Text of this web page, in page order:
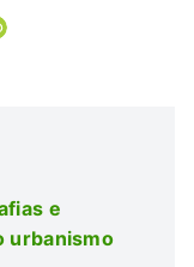
e
urbanismo